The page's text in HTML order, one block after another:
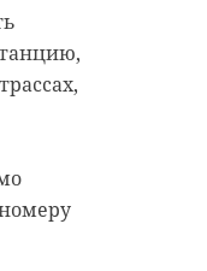
по
без
а
а
и
уже
в